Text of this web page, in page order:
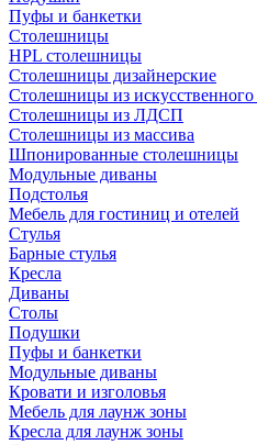
Пуфы и банкетки
Столешницы
HPL столешницы
Столешницы дизайнерские
Столешницы из
Столешницы из ЛДСП
Столешницы из массива
Шпонированные столешницы
Модульные диваны
Подстолья
Мебель для гостиниц и отелей
Стулья
Барные стулья
Кресла
Диваны
Столы
Подушки
Пуфы и банкетки
Модульные диваны
Кровати и изголовья
Мебель для лаунж зоны
Кресла для лаунж зоны